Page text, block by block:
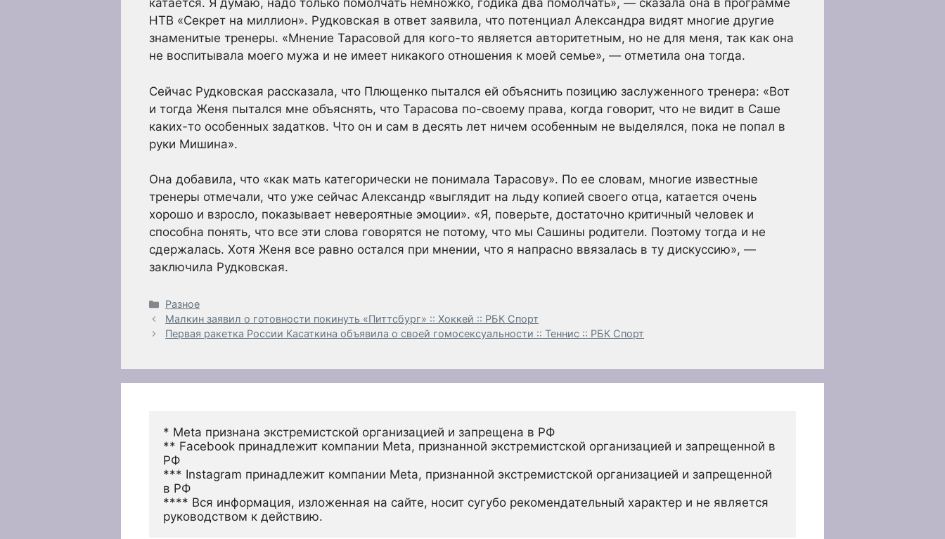
катается. Я думаю, надо только помолчать немножко, годика два помолчать», — сказала она в программе
НТВ «Секрет на миллион». Рудковская в ответ заявила, что потенциал Александра видят многие другие
знаменитые тренеры. «Мнение Тарасовой для кого-то является авторитетным, но не для меня, так как она
не воспитывала моего мужа и не имеет никакого отношения к моей семье», — отметила она тогда.
Сейчас Рудковская рассказала, что Плющенко пытался ей объяснить позицию заслуженного тренера: «Вот
и тогда Женя пытался мне объяснять, что Тарасова по-своему права, когда говорит, что не видит в Саше
каких-то особенных задатков. Что он и сам в десять лет ничем особенным не выделялся, пока не попал в
руки Мишина».
Она добавила, что «как мать категорически не понимала Тарасову». По ее словам, многие известные
тренеры отмечали, что уже сейчас Александр «выглядит на льду копией своего отца, катается очень
хорошо и взросло, показывает невероятные эмоции». «Я, поверьте, достаточно критичный человек и
способна понять, что все эти слова говорятся не потому, что мы Сашины родители. Поэтому тогда и не
сдержалась. Хотя Женя все равно остался при мнении, что я напрасно ввязалась в ту дискуссию», —
заключила Рудковская.
Рубрики
Разное
Малкин заявил о готовности покинуть «Питтсбург» :: Хоккей :: РБК Спорт
Первая ракетка России Касаткина объявила о своей гомосексуальности :: Теннис :: РБК Спорт
* Meta признана экстремистской организацией и запрещена в РФ
** Facebook принадлежит компании Meta, признанной экстремистской организацией и запрещенной в
РФ
*** Instagram принадлежит компании Meta, признанной экстремистской организацией и запрещенной
в РФ
**** Вся информация, изложенная на сайте, носит сугубо рекомендательный характер и не является
руководством к действию.